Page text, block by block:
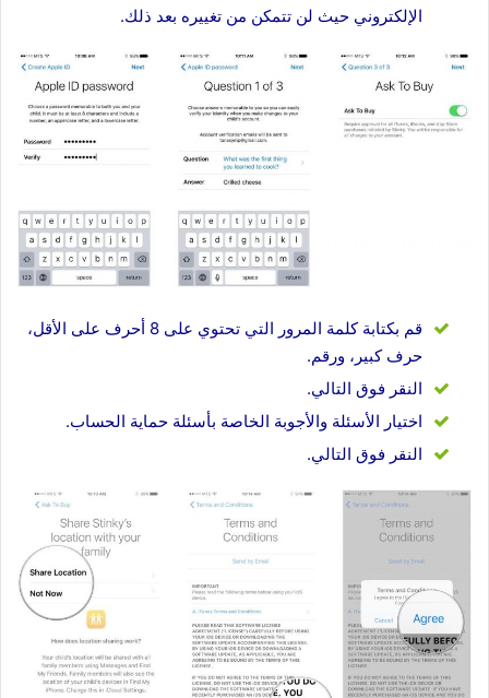
الإلكتروني حيث لن تتمكن من تغييره بعد ذلك.
قم بكتابة كلمة المرور التي تحتوي على 8 أحرف على الأقل،
حرف كبير، ورقم.
النقر فوق التالي.
اختيار الأسئلة والأجوبة الخاصة بأسئلة حماية الحساب.
النقر فوق التالي.